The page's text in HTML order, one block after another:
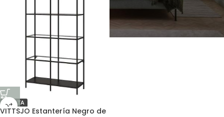
OFERTA
VITTSJO Estantería Negro de